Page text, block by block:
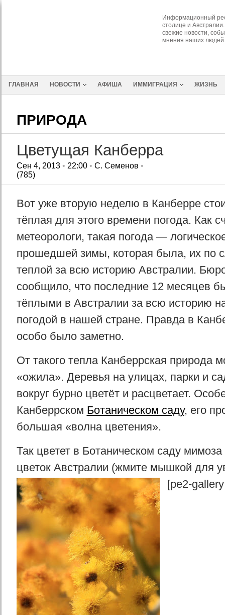
Информационный
столице и
свежие новости,
мнения наших людей.
ГЛАВНАЯ НОВОСТИ АФИША ИММИГРАЦИЯ ЖИЗНЬ
ПРИРОДА
Цветущая Канберра
Сен 4, 2013• 22:00• С. Семенов •
(785)
Вот уже вторую неделю в Канберре
тёплая для этого времени погода. Как
метеорологи, такая погода —
прошедшей зимы, которая была, их по
теплой за всю историю Австралии.
сообщило, что последние 12 месяцев
тёплыми в Австралии за всю историю
погодой в нашей стране. Правда в
особо было заметно.
От такого тепла Канберрская природа
«ожила». Деревья на улицах, парки и
вокруг бурно цветёт и расцветает.
Канберрском Ботаническом саду, его
большая «волна цветения».
Так цветет в Ботаническом саду
цветок Австралии (жмите мышкой для
[pe2-